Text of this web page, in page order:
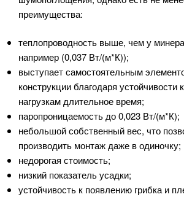
преимущества:
теплопроводность выше, чем у
например (0,037 Вт/(м*К));
выступает самостоятельным
конструкции благодаря устойчивости
нагрузкам длительное время;
паропроницаемость до 0,023 Вт/(м*К);
небольшой собственный вес, что
производить монтаж даже в одиночку;
недорогая стоимость;
низкий показатель усадки;
устойчивость к появлению грибка и